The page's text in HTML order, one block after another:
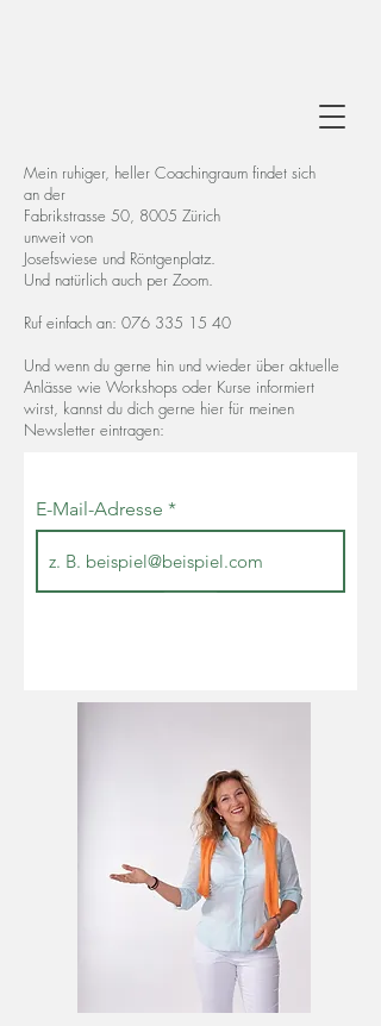
Mein ruhiger, heller Coachingraum findet sich
an der
Fabrikstrasse 50, 8005 Zürich
unweit von
Josefswiese und Röntgenplatz.
Und natürlich auch per Zoom.
Ruf einfach an: 076 335 15 40
Und wenn du gerne hin und wieder über aktuelle
Anlässe wie Workshops oder Kurse informiert
wirst, kannst du dich gerne hier für meinen
Newsletter eintragen:
E-Mail-Adresse